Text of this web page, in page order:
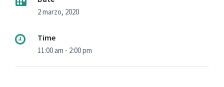
2 marzo, 2020
Time
11:00 am - 2:00 pm